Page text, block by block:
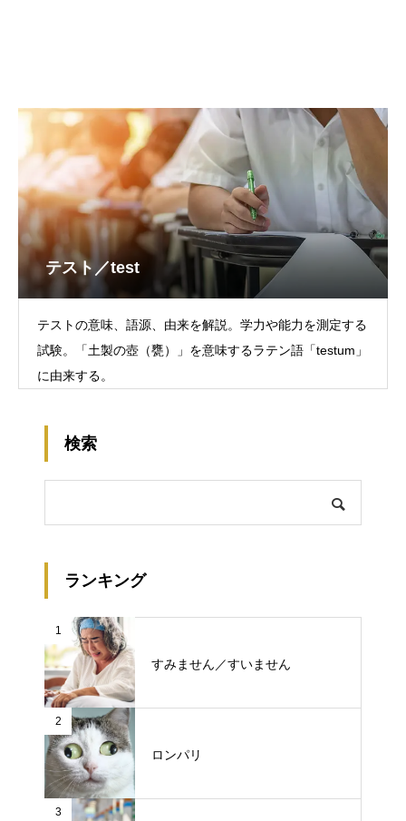
テスト／test
テストの意味、語源、由来を解説。学力や能力を測定する
試験。「土製の壺（甕）」を意味するラテン語「testum」
に由来する。
検索
ランキング
1
すみません／すいません
2
ロンパリ
3